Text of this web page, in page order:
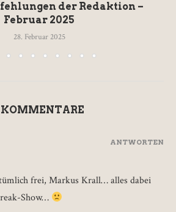
der Redaktion –
Februar 2025
28. Februar 2025
KOMMENTARE
frei, Markus Krall… alles dabei
Show…
ANTWORTEN